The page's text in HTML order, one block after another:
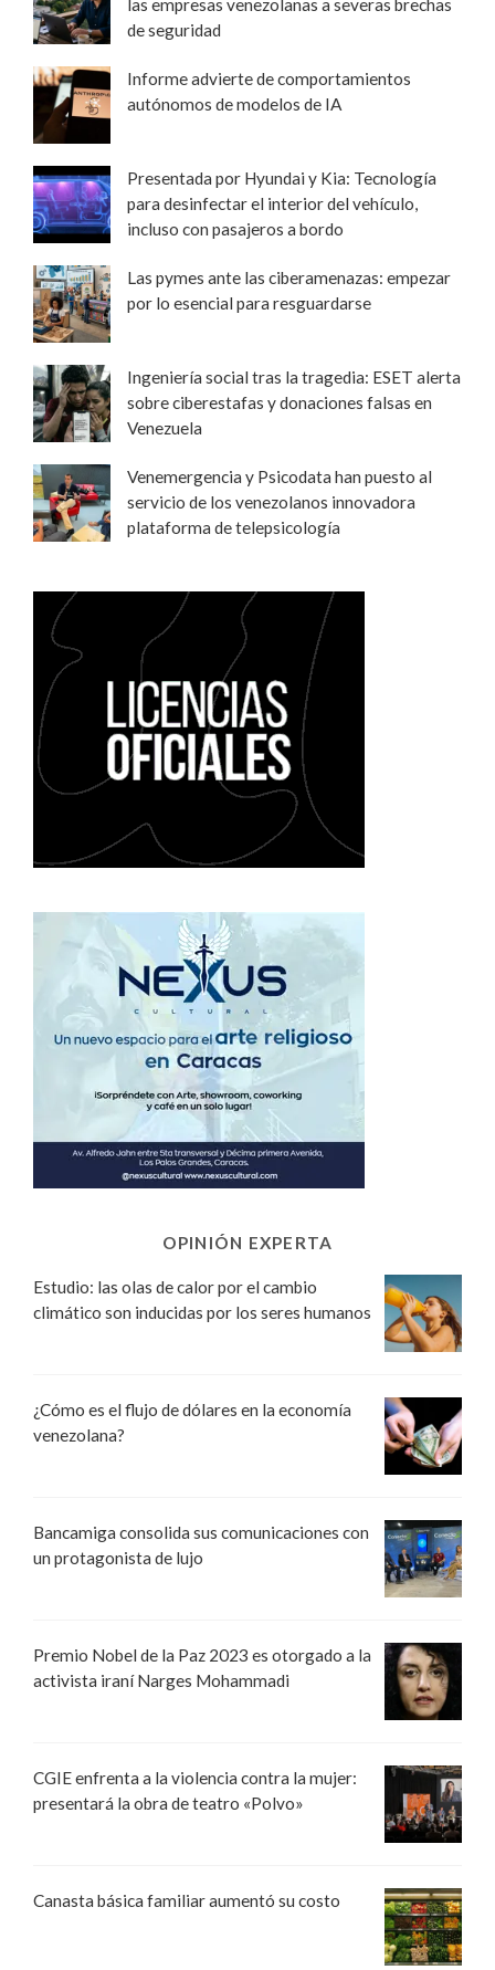
las empresas venezolanas a severas brechas
de seguridad
Informe advierte de comportamientos
autónomos de modelos de IA
Presentada por Hyundai y Kia: Tecnología
para desinfectar el interior del vehículo,
incluso con pasajeros a bordo
Las pymes ante las ciberamenazas: empezar
por lo esencial para resguardarse
Ingeniería social tras la tragedia: ESET alerta
sobre ciberestafas y donaciones falsas en
Venezuela
Venemergencia y Psicodata han puesto al
servicio de los venezolanos innovadora
plataforma de telepsicología
OPINIÓN EXPERTA
Estudio: las olas de calor por el cambio
climático son inducidas por los seres humanos
¿Cómo es el flujo de dólares en la economía
venezolana?
Bancamiga consolida sus comunicaciones con
un protagonista de lujo
Premio Nobel de la Paz 2023 es otorgado a la
activista iraní Narges Mohammadi
CGIE enfrenta a la violencia contra la mujer:
presentará la obra de teatro «Polvo»
Canasta básica familiar aumentó su costo